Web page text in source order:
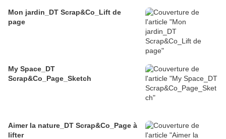
Mon jardin_DT Scrap&Co_Lift de
page
My Space_DT
Scrap&Co_Page_Sketch
Aimer la nature_DT Scrap&Co_Page à
lifter